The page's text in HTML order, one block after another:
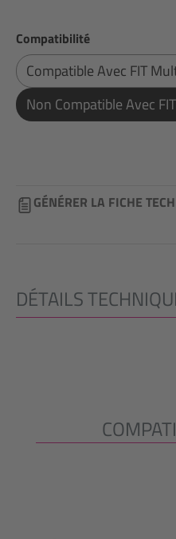
Sélectionnez
Compatibilité
Compatible Avec FIT
Non Compatible Avec
GÉNÉRER LA FICHE
DÉTAILS
Ignorer la galerie de